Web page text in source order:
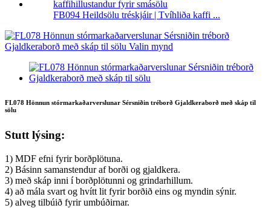
FB094 Heildsölu tréskjáir | Tvíhliða kaffi ...
FL078 Hönnun stórmarkaðarverslunar Sérsniðin tréborð Gjaldkeraborð með skáp til
sölu
Stutt lýsing:
1) MDF efni fyrir borðplötuna.
2) Básinn samanstendur af borði og gjaldkera.
3) með skáp inni í borðplötunni og grindarhillum.
4) að mála svart og hvítt lit fyrir borðið eins og myndin sýnir.
5) alveg tilbúið fyrir umbúðirnar.